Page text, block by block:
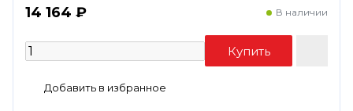
14 164 ₽ В наличии